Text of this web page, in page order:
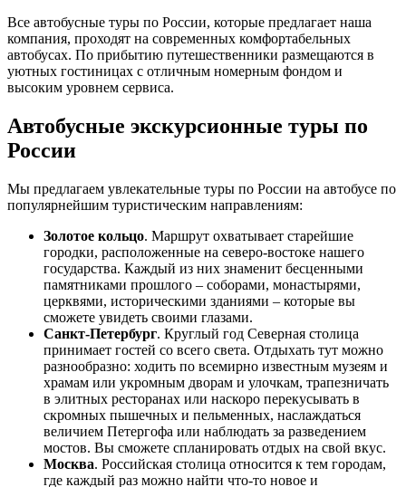
Все автобусные туры по России, которые предлагает наша
компания, проходят на современных комфортабельных
автобусах. По прибытию путешественники размещаются в
уютных гостиницах с отличным номерным фондом и
высоким уровнем сервиса.
Автобусные экскурсионные туры по
России
Мы предлагаем увлекательные туры по России на автобусе по
популярнейшим туристическим направлениям:
Золотое кольцо. Маршрут охватывает старейшие
городки, расположенные на северо-востоке нашего
государства. Каждый из них знаменит бесценными
памятниками прошлого – соборами, монастырями,
церквями, историческими зданиями – которые вы
сможете увидеть своими глазами.
Санкт-Петербург. Круглый год Северная столица
принимает гостей со всего света. Отдыхать тут можно
разнообразно: ходить по всемирно известным музеям и
храмам или укромным дворам и улочкам, трапезничать
в элитных ресторанах или наскоро перекусывать в
скромных пышечных и пельменных, наслаждаться
величием Петергофа или наблюдать за разведением
мостов. Вы сможете спланировать отдых на свой вкус.
Москва. Российская столица относится к тем городам,
где каждый раз можно найти что-то новое и